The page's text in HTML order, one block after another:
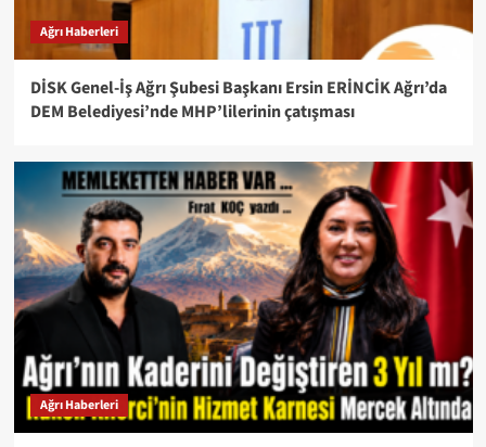
Ağrı Haberleri
DİSK Genel-İş Ağrı Şubesi Başkanı Ersin ERİNCİK Ağrı’da
DEM Belediyesi’nde MHP’lilerinin çatışması
Ağrı Haberleri